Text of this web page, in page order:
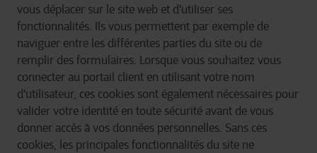
vous déplacer sur le site web et d'utiliser ses
fonctionnalités. Ils vous permettent par exemple de
naviguer entre les différentes parties du site ou de
remplir des formulaires. Lorsque vous souhaitez vous
connecter au portail client en utilisant votre nom
d'utilisateur, ces cookies sont également nécessaires pour
valider votre identité en toute sécurité avant de vous
donner accès à vos données personnelles. Sans ces
cookies, les principales fonctionnalités du site ne